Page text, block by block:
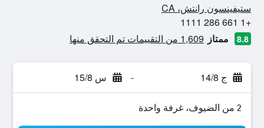
ستيفينسون رانتش، CA
+1 661 286 1111
8.8 ممتاز 1,609 من التقييمات تم التحقق منها
ج 14/8 - س 15/8
2 من الضيوف، غرفة واحدة